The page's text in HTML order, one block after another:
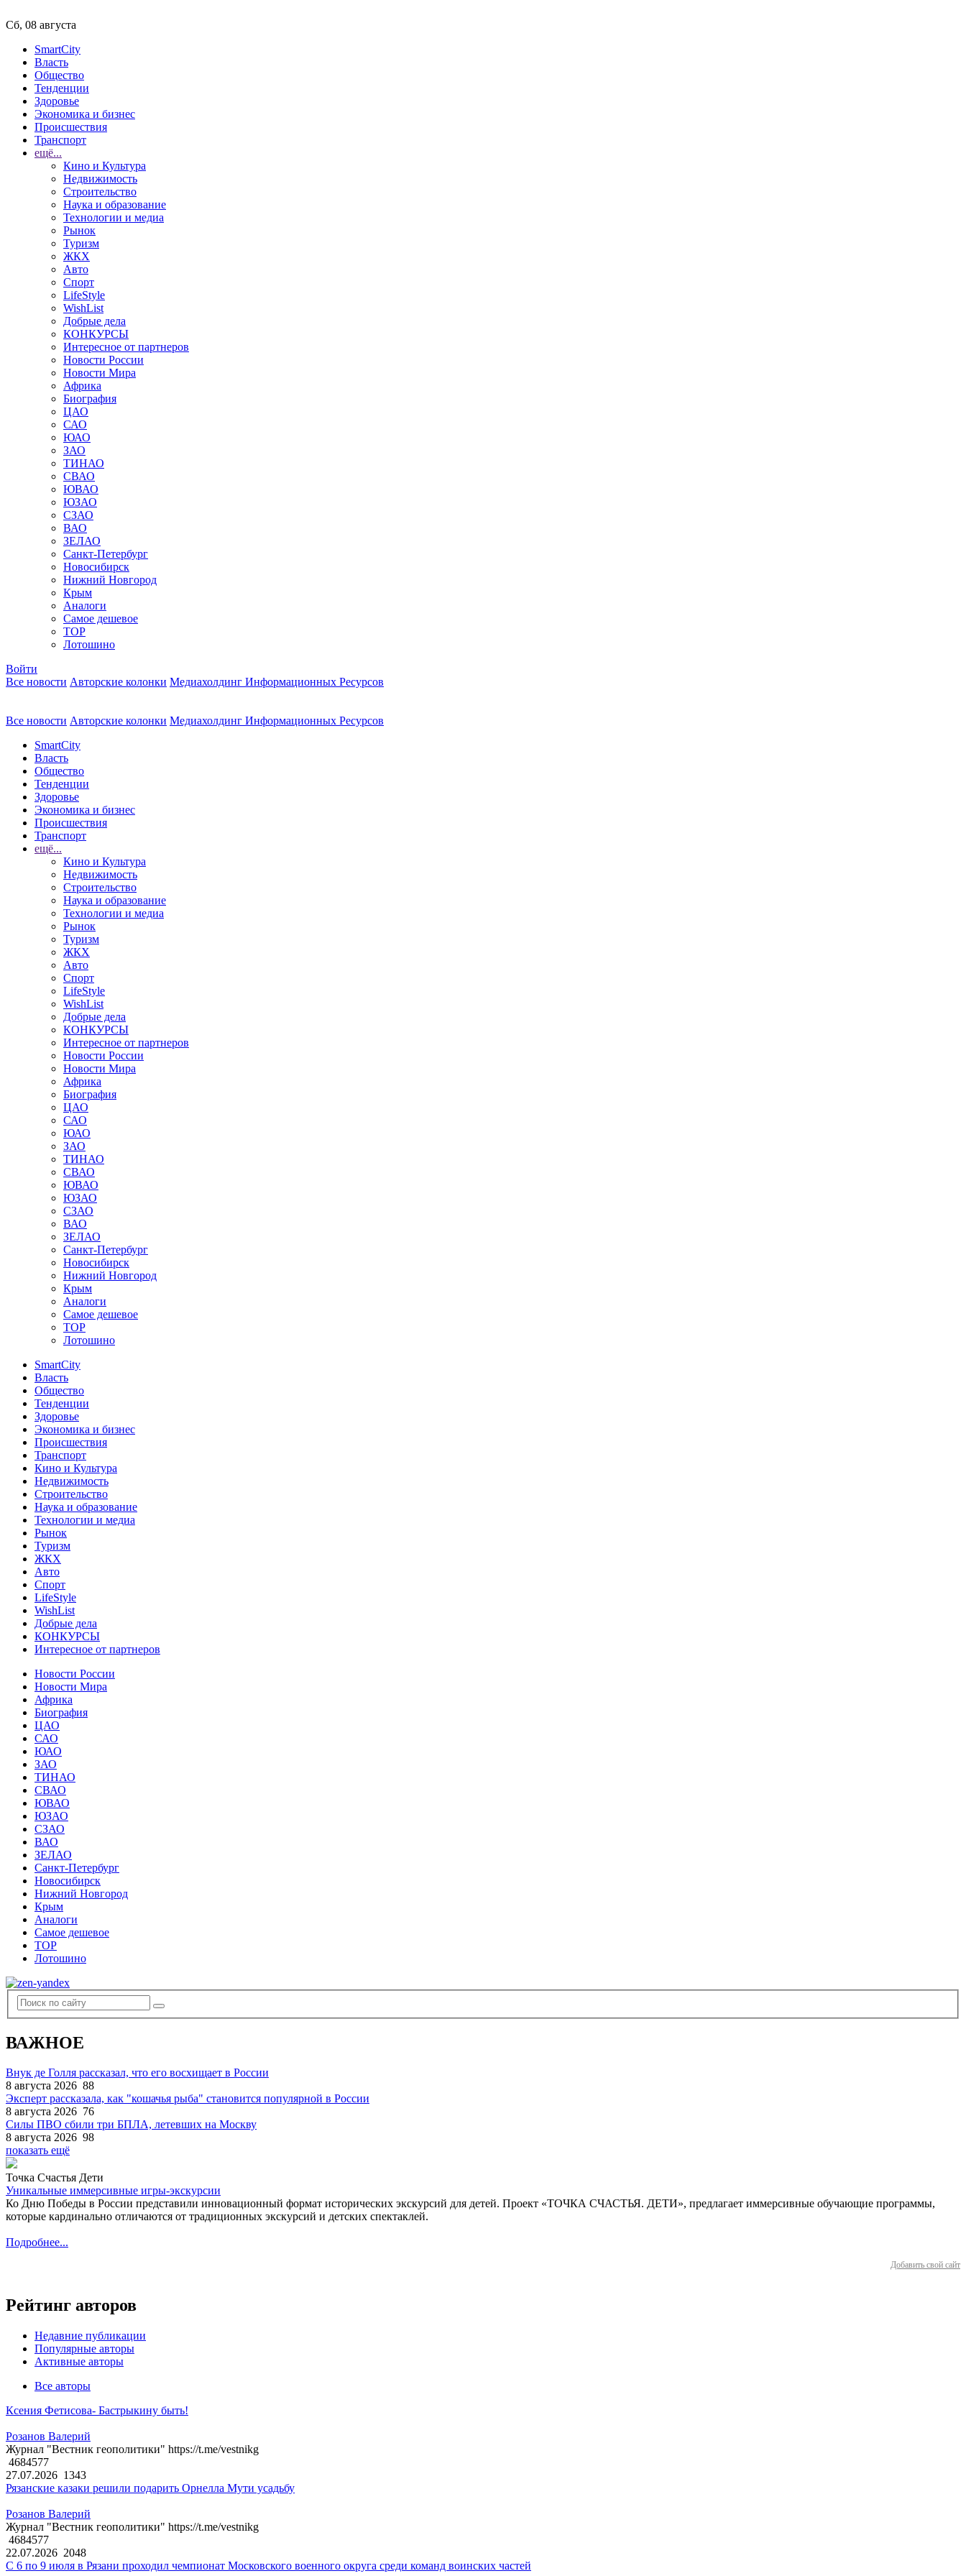
Сб, 08 августа
SmartCity
Власть
Общество
Тенденции
Здоровье
Экономика и бизнес
Происшествия
Транспорт
ещё...
Кино и Культура
Недвижимость
Строительство
Наука и образование
Технологии и медиа
Рынок
Туризм
ЖКХ
Авто
Спорт
LifeStyle
WishList
Добрые дела
КОНКУРСЫ
Интересное от партнеров
Новости России
Новости Мира
Африка
Биография
ЦАО
САО
ЮАО
ЗАО
ТИНАО
СВАО
ЮВАО
ЮЗАО
СЗАО
ВАО
ЗЕЛАО
Санкт-Петербург
Новосибирск
Нижний Новгород
Крым
Аналоги
Самое дешевое
TOP
Лотошино
Войти
Все новости Авторские колонки Медиахолдинг Информационных Ресурсов
Все новости Авторские колонки Медиахолдинг Информационных Ресурсов
SmartCity
Власть
Общество
Тенденции
Здоровье
Экономика и бизнес
Происшествия
Транспорт
ещё...
Кино и Культура
Недвижимость
Строительство
Наука и образование
Технологии и медиа
Рынок
Туризм
ЖКХ
Авто
Спорт
LifeStyle
WishList
Добрые дела
КОНКУРСЫ
Интересное от партнеров
Новости России
Новости Мира
Африка
Биография
ЦАО
САО
ЮАО
ЗАО
ТИНАО
СВАО
ЮВАО
ЮЗАО
СЗАО
ВАО
ЗЕЛАО
Санкт-Петербург
Новосибирск
Нижний Новгород
Крым
Аналоги
Самое дешевое
TOP
Лотошино
SmartCity
Власть
Общество
Тенденции
Здоровье
Экономика и бизнес
Происшествия
Транспорт
Кино и Культура
Недвижимость
Строительство
Наука и образование
Технологии и медиа
Рынок
Туризм
ЖКХ
Авто
Спорт
LifeStyle
WishList
Добрые дела
КОНКУРСЫ
Интересное от партнеров
Новости России
Новости Мира
Африка
Биография
ЦАО
САО
ЮАО
ЗАО
ТИНАО
СВАО
ЮВАО
ЮЗАО
СЗАО
ВАО
ЗЕЛАО
Санкт-Петербург
Новосибирск
Нижний Новгород
Крым
Аналоги
Самое дешевое
TOP
Лотошино
ВАЖНОЕ
Внук де Голля рассказал, что его восхищает в России
8 августа 2026 88
Эксперт рассказала, как "кошачья рыба" становится популярной в России
8 августа 2026 76
Силы ПВО сбили три БПЛА, летевших на Москву
8 августа 2026 98
показать ещё
Точка Счастья Дети
Уникальные иммерсивные игры-экскурсии
Ко Дню Победы в России представили инновационный формат исторических экскурсий для детей. Проект «ТОЧКА СЧАСТЬЯ. ДЕТИ», предлагает иммерсивные обучающие программы,
которые кардинально отличаются от традиционных экскурсий и детских спектаклей.
Подробнее...
Добавить свой сайт
Рейтинг авторов
Недавние публикации
Популярные авторы
Активные авторы
Все авторы
Ксения Фетисова- Бастрыкину быть!
Розанов Валерий
Журнал "Вестник геополитики" https://t.me/vestnikg
4684577
27.07.2026 1343
Рязанские казаки решили подарить Орнелла Мути усадьбу
Розанов Валерий
Журнал "Вестник геополитики" https://t.me/vestnikg
4684577
22.07.2026 2048
С 6 по 9 июля в Рязани проходил чемпионат Московского военного округа среди команд воинских частей